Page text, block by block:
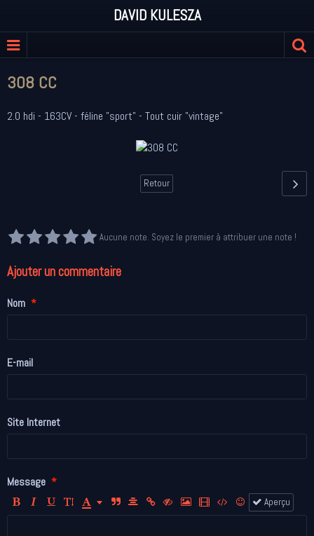
DAVID KULESZA
308 CC
2.0 hdi - 163CV - féline "sport" - Tout cuir "vintage"
Retour
Aucune note. Soyez le premier à attribuer une note !
Ajouter un commentaire
Nom
E-mail
Site Internet
Message
Aperçu